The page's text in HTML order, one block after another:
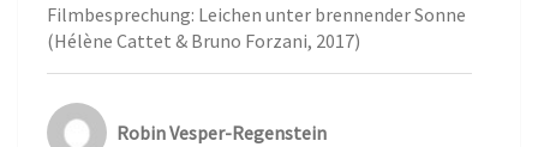
Filmbesprechung: Leichen unter brennender Sonne
(Hélène Cattet & Bruno Forzani, 2017)
Robin Vesper-Regenstein